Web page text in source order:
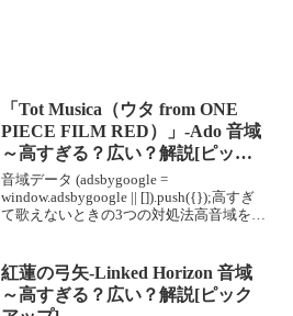
「Tot Musica（ウタ from ONE
PIECE FILM RED）」-Ado 音域
～高すぎる？広い？解説[ピック
アップ]
音域データ (adsbygoogle =
window.adsbygoogle || []).push({});高すぎ
て歌えないときの3つの対処法高音域を広
ルに通うこと...
紅蓮の弓矢-Linked Horizon 音域
～高すぎる？広い？解説[ピック